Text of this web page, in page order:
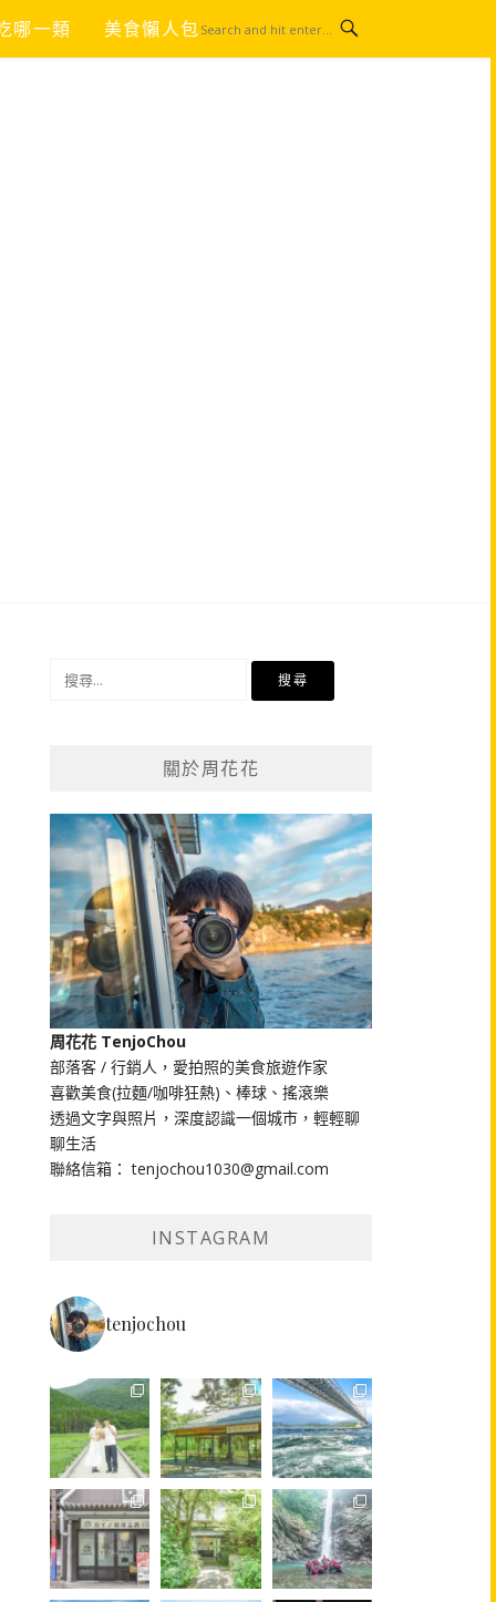
哪一類 美食懶人包
關於周花花
周花花 TenjoChou
部落客 / 行銷人，愛拍照的美食旅遊作家
喜歡美食(拉麵/咖啡狂熱)、棒球、搖滾樂
透過文字與照片，深度認識一個城市，輕輕聊
聊生活
聯絡信箱： tenjochou1030@gmail.com
INSTAGRAM
tenjochou